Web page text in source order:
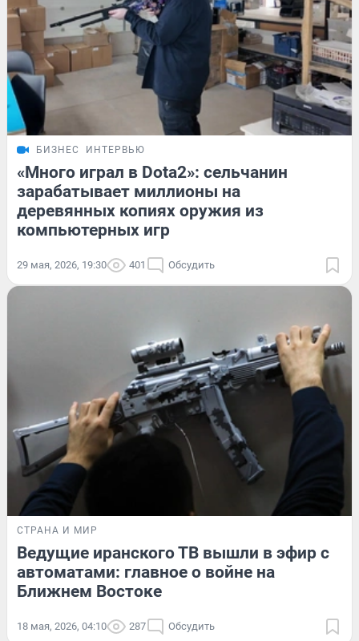
БИЗНЕС ИНТЕРВЬЮ
«Много играл в Dota2»: сельчанин
зарабатывает миллионы на
деревянных копиях оружия из
компьютерных игр
29 мая, 2026, 19:30 401 Обсудить
СТРАНА И МИР
Ведущие иранского ТВ вышли в эфир с
автоматами: главное о войне на
Ближнем Востоке
18 мая, 2026, 04:10 287 Обсудить